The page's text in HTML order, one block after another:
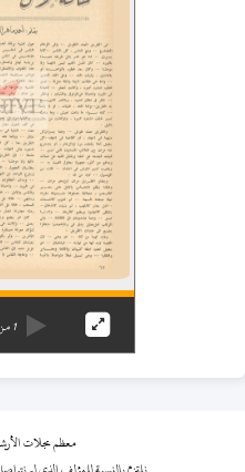
1
معظم مجلات